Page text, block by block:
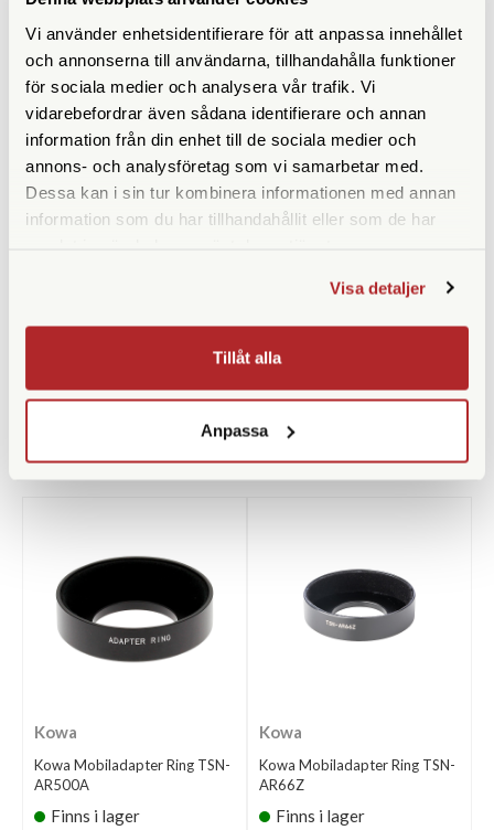
Vi använder enhetsidentifierare för att anpassa innehållet
och annonserna till användarna, tillhandahålla funktioner
för sociala medier och analysera vår trafik. Vi
vidarebefordrar även sådana identifierare och annan
information från din enhet till de sociala medier och
annons- och analysföretag som vi samarbetar med.
Dessa kan i sin tur kombinera informationen med annan
information som du har tillhandahållit eller som de har
Visa detaljer
Tillåt alla
Anpassa
13 Pro Max (TSN-IP13
PRO MAX RP)
Tillfälligt slut
1.490 SEK
LÄS MER
KÖP
Kowa Mobiladapter iPhone
12 (TSN-IP12 RP)
Finns i lager
LÄS MER
KÖP
ANDRA KÖPTE ÄVEN
Kowa
Kowa Mobiladapter Ring TSN-
AR500A
Finns i lager
Kowa
Kowa Mobiladapter Ring TSN-
AR66Z
Finns i lager